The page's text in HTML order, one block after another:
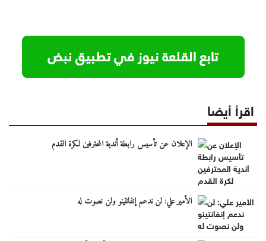
اقرأ أيضا
الإعلان عن تأسيس رابطة أندية المحترفين لكرة القدم
الأمير علي: لن ندعم إنفانتينو ولن نصوت له